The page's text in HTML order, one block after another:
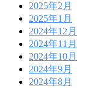
2025年2月
2025年1月
2024年12月
2024年11月
2024年10月
2024年9月
2024年8月